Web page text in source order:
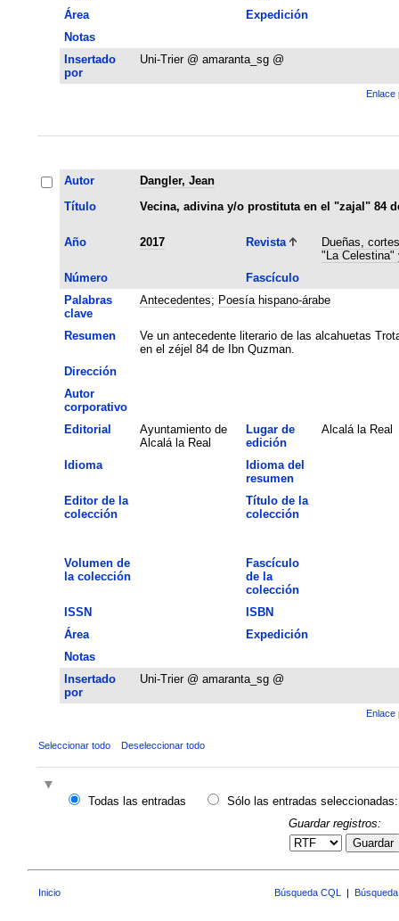
Área
Expedición
Notas
Insertado
por
Uni-Trier @ amaranta_sg @
Enlace
Autor
Dangler, Jean
Título
Vecina, adivina y/o prostituta en el "zajal" 84
Año 2017 Revista
Dueñas,
"La Celestina"
Número
Fascículo
Palabras
clave
Antecedentes; Poesía hispano-árabe
Resumen
Ve un antecedente literario de las alcahuetas
en el zéjel 84 de Ibn Quzman.
Dirección
Autor
corporativo
Editorial
Ayuntamiento de
Alcalá la Real
Lugar de
edición
Alcalá la Real
Idioma
Idioma del
resumen
Editor de la
colección
Título de la
colección
Volumen de
la colección
Fascículo
de la
colección
ISSN
ISBN
Área
Expedición
Notas
Insertado
por
Uni-Trier @ amaranta_sg @
Enlace
Seleccionar todo Deseleccionar todo
Todas las entradas
Sólo las entradas seleccionadas:
Guardar registros:
Guardar
Inicio Búsqueda CQL